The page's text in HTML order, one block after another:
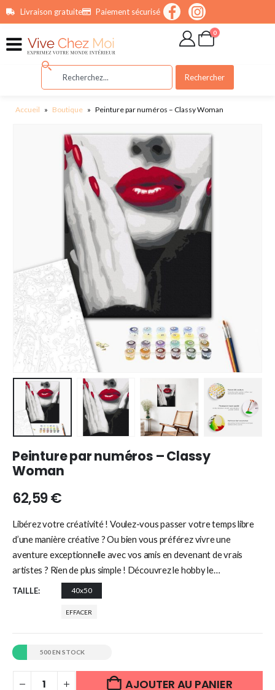
principalLivraison gratuite Paiement sécurisé
0
Rechercher
Accueil » Boutique » Peinture par numéros – Classy Woman
Peinture par numéros – Classy
Woman
62,59€
Libérez votre créativité ! Voulez-vous passer votre temps libre
d’une manière créative ? Ou bien vous préférez vivre une
aventure exceptionnelle avec vos amis en devenant de vrais
artistes ? Rien de plus simple ! Découvrez le hobby le…
TAILLE 40x50
EFFACER
500 EN STOCK
AJOUTER AU PANIER